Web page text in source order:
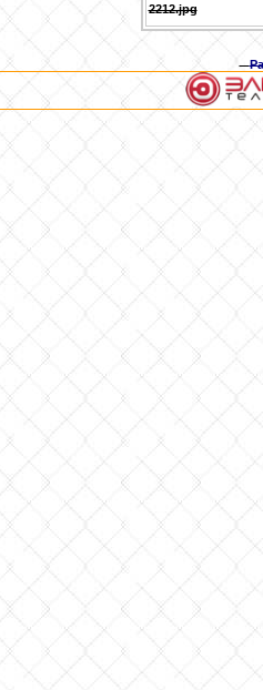
2212.jpg